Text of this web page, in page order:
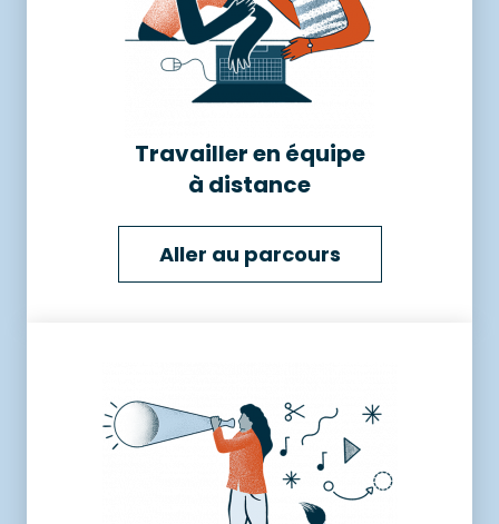
Travailler en équipe
à distance
Aller au parcours